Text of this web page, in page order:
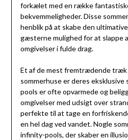
forkælet med en række
bekvemmeligheder. Disse
henblik på at skabe den
gæsterne mulighed for at slappe
omgivelser i fulde drag.
Et af de mest fremtrædende træk
sommerhuse er deres eksklusive
pools er ofte opvarmede og
omgivelser med udsigt over
perfekte til at tage en
en hel dag ved vandet. Nogle
infinity-pools, der skaber en